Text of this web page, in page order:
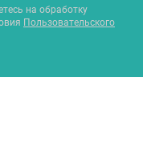
на обработку
Пользовательского